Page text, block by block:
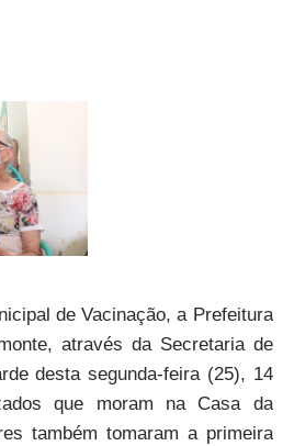
de Vacinação, a Prefeitura
através da Secretaria de
desta segunda-feira (25), 14
que moram na Casa da
também tomaram a primeira